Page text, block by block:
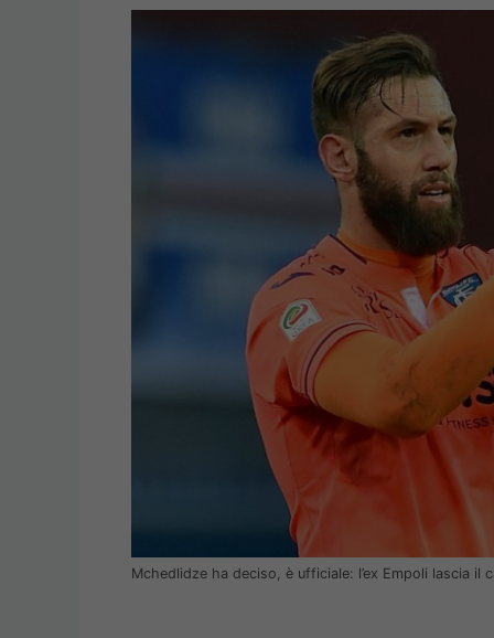
Mchedlidze ha deciso, è ufficiale: l’ex Empoli lascia il